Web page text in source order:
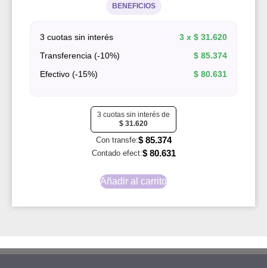
BENEFICIOS
3 cuotas sin interés 3 x $ 31.620
Transferencia (-10%)
$ 85.374
Efectivo (-15%)
$ 80.631
3 cuotas sin interés de
$ 31.620
Con transfe:$85.374
Contado efect:$80.631
Añadir al carrito